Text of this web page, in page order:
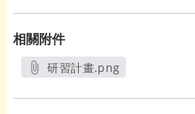
相關附件
研習計畫.png